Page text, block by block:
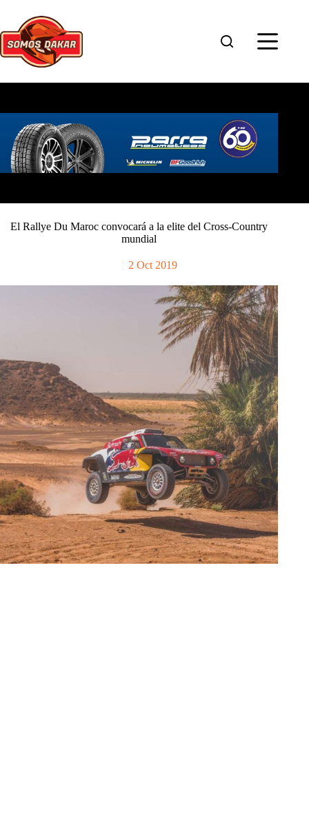
contenido
El Rallye Du Maroc convocará a la elite del Cross-Country
mundial
2 Oct 2019